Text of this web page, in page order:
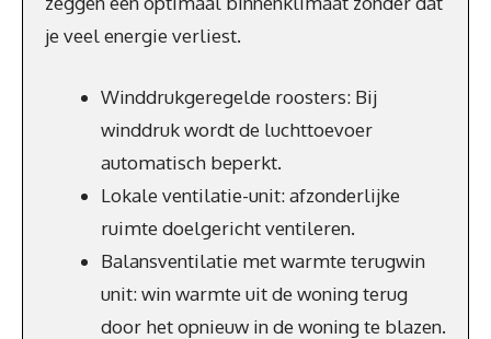
je veel energie verliest.
Winddrukgeregelde roosters: Bij
winddruk wordt de luchttoevoer
automatisch beperkt.
Lokale ventilatie-unit: afzonderlijke
ruimte doelgericht ventileren.
Balansventilatie met warmte terugwin
unit: win warmte uit de woning terug
door het opnieuw in de woning te blazen.